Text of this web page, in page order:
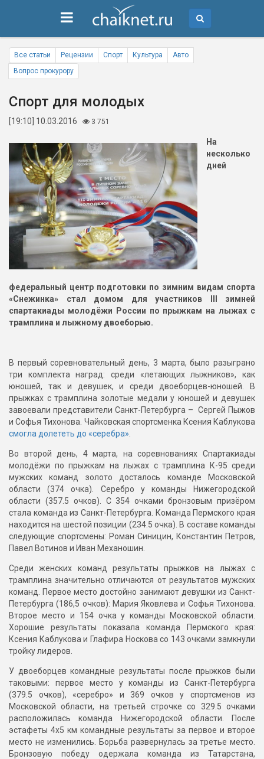
Все статьи Рецензии Спорт Культура
Авто
Вопрос прокурору
Спорт для молодых
[19:10] 10.03.2016 3 751
На
несколько
дней
федеральный центр подготовки по зимним видам спорта
«Снежинка» стал домом для участников III зимней
спартакиады молодёжи России по прыжкам на лыжах с
трамплина и лыжному двоеборью.
В первый соревновательный день, 3 марта, было разыграно
три комплекта наград: среди «летающих лыжников», как
юношей, так и девушек, и среди двоеборцев-юношей. В
прыжках с трамплина золотые медали у юношей и девушек
завоевали представители Санкт-Петербурга – Сергей Пыжов
и Софья Тихонова. Чайковская спортсменка Ксения Каблукова
смогла долететь до «серебра»
Во второй день, 4 марта, на соревнованиях Спартакиады
молодёжи по прыжкам на лыжах с трамплина К-95 среди
мужских команд золото досталось команде Московской
области (374 очка). Серебро у команды Нижегородской
области (357.5 очков). С 354 очками бронзовым призёром
стала команда из Санкт-Петербурга. Команда Пермского края
находится на шестой позиции (234.5 очка). В составе команды
следующие спортсмены: Роман Синицин, Константин Петров,
Павел Вотинов и Иван Механошин.
Среди женских команд результаты прыжков на лыжах с
трамплина значительно отличаются от результатов мужских
команд. Первое место достойно занимают девушки из Санкт-
Петербурга (186,5 очков): Мария Яковлева и Софья Тихонова.
Второе место и 154 очка у команды Московской области.
Хорошие результаты показала команда Пермского края:
Ксения Каблукова и Глафира Носкова со 143 очками замкнули
тройку лидеров.
У двоеборцев командные результаты после прыжков были
таковыми: первое место у команды из Санкт-Петербурга
(379.5 очков), «серебро» и 369 очков у спортсменов из
Московской области, на третьей строчке со 329.5 очками
расположилась команда Нижегородской области. После
эстафеты 4х5 км командные результаты за первое и второе
место не изменились. Борьба развернулась за третье место.
Бронзовую победу одержала команда из Татарстана,